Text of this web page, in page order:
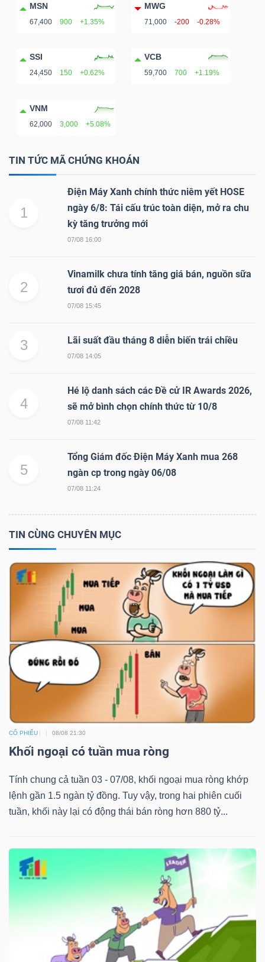
MSN
67,400 900 +1.35%
MWG
71,000 -200 -0.28%
SSI
24,450 150 +0.62%
VCB
59,700 700 +1.19%
VNM
62,000 3,000 +5.08%
TIN TỨC MÃ CHỨNG KHOÁN
1
Điện Máy Xanh chính thức niêm yết HOSE
ngày 6/8: Tái cấu trúc toàn diện, mở ra chu
kỳ tăng trưởng mới
07/08 16:00
2
Vinamilk chưa tính tăng giá bán, nguồn sữa
tươi đủ đến 2028
07/08 15:45
3 Lãi suất đầu tháng 8 diễn biến trái chiều
07/08 14:05
4
Hé lộ danh sách các Đề cử IR Awards 2026,
sẽ mở bình chọn chính thức từ 10/8
07/08 11:42
5
Tổng Giám đốc Điện Máy Xanh mua 268
ngàn cp trong ngày 06/08
07/08 11:24
TIN CÙNG CHUYÊN MỤC
CỔ PHIẾU 08/08 21:30
Khối ngoại có tuần mua ròng
Tính chung cả tuần 03 - 07/08, khối ngoại mua ròng khớp
lệnh gần 1.5 ngàn tỷ đồng. Tuy vậy, trong hai phiên cuối
tuần, khối này lại có động thái bán ròng hơn 880 tỷ...